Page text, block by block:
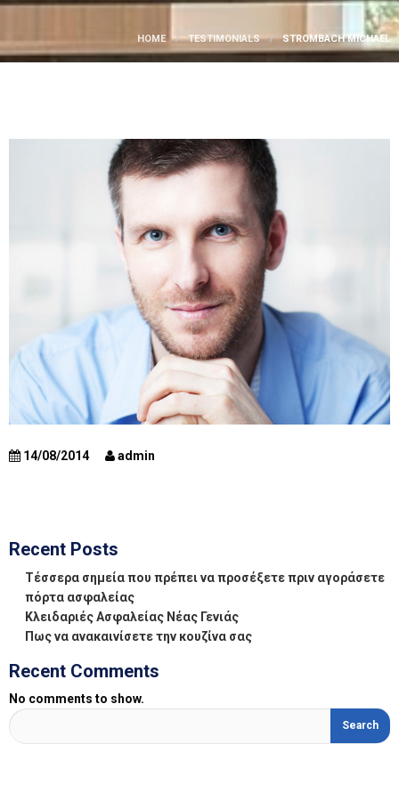
HOME TESTIMONIALS STROMBACH MICHAEL
14/08/2014 admin
Recent Posts
Τέσσερα σημεία που πρέπει να προσέξετε πριν αγοράσετε
πόρτα ασφαλείας
Κλειδαριές Ασφαλείας Νέας Γενιάς
Πως να ανακαινίσετε την κουζίνα σας
Recent Comments
No comments to show.